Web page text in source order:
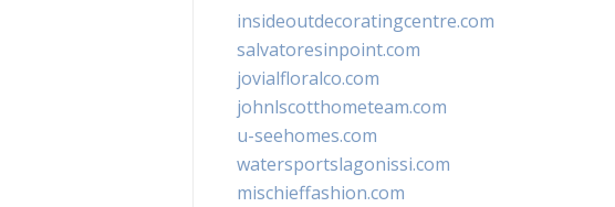
insideoutdecoratingcentre.com
salvatoresinpoint.com
jovialfloralco.com
johnlscotthometeam.com
u-seehomes.com
watersportslagonissi.com
mischieffashion.com